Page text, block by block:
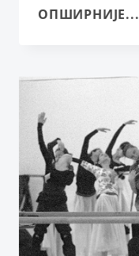
ОПШИРНИЈЕ...